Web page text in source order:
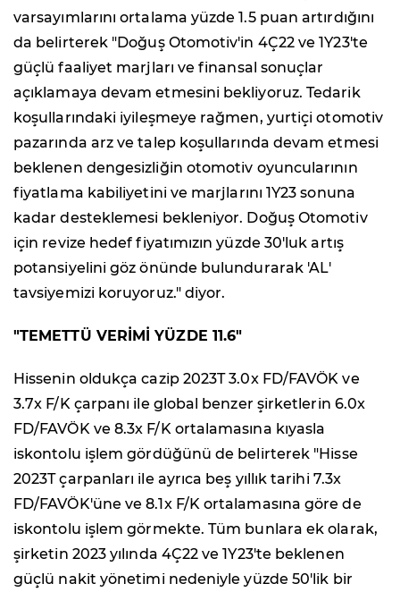
varsayımlarını ortalama yüzde 1.5 puan artırdığını
da belirterek "Doğuş Otomotiv'in 4Ç22 ve 1Y23'te
güçlü faaliyet marjları ve finansal sonuçlar
açıklamaya devam etmesini bekliyoruz. Tedarik
koşullarındaki iyileşmeye rağmen, yurtiçi otomotiv
pazarında arz ve talep koşullarında devam etmesi
beklenen dengesizliğin otomotiv oyuncularının
fiyatlama kabiliyetini ve marjlarını 1Y23 sonuna
kadar desteklemesi bekleniyor. Doğuş Otomotiv
için revize hedef fiyatımızın yüzde 30'luk artış
potansiyelini göz önünde bulundurarak 'AL'
tavsiyemizi koruyoruz." diyor.
"TEMETTÜ VERİMİ YÜZDE 11.6"
Hissenin oldukça cazip 2023T 3.0x FD/FAVÖK ve
3.7x F/K çarpanı ile global benzer şirketlerin 6.0x
FD/FAVÖK ve 8.3x F/K ortalamasına kıyasla
iskontolu işlem gördüğünü de belirterek "Hisse
2023T çarpanları ile ayrıca beş yıllık tarihi 7.3x
FD/FAVÖK'üne ve 8.1x F/K ortalamasına göre de
iskontolu işlem görmekte. Tüm bunlara ek olarak,
şirketin 2023 yılında 4Ç22 ve 1Y23'te beklenen
güçlü nakit yönetimi nedeniyle yüzde 50'lik bir